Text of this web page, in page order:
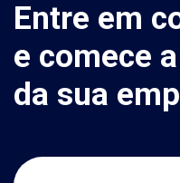
Entre em
e comece
da sua